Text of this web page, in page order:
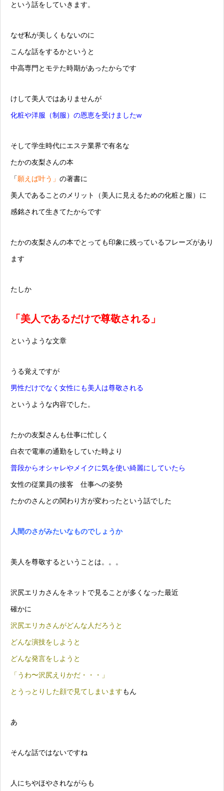
という話をしていきます。
なぜ私が美しくもないのに
こんな話をするかというと
中高専門とモテた時期があったからです
けして美人ではありませんが
化粧や洋服（制服）の恩恵を受けましたw
そして学生時代にエステ業界で有名な
たかの友梨さんの本
「願えば叶う」 の著書に
美人であることのメリット（美人に見えるための化粧と服）に
感銘されて生きてたからです
たかの友梨さんの本でとっても印象に残っているフレーズがあり
ます
たしか
「美人であるだけで尊敬される」
というような文章
うる覚えですが
男性だけでなく女性にも美人は尊敬される
というような内容でした。
たかの友梨さんも仕事に忙しく
白衣で電車の通勤をしていた時より
普段からオシャレやメイクに気を使い綺麗にしていたら
女性の従業員の接客 仕事への姿勢
たかのさんとの関わり方が変わったという話でした
人間のさがみたいなものでしょうか
美人を尊敬するということは。。。
沢尻エリカさんをネットで見ることが多くなった最近
確かに
沢尻エリカさんがどんな人だろうと
どんな演技をしようと
どんな発言をしようと
「うわ〜沢尻えりかだ・・・」
とうっとりした顔で見てしまいますもん
あ
そんな話ではないですね
人にちやほやされながらも